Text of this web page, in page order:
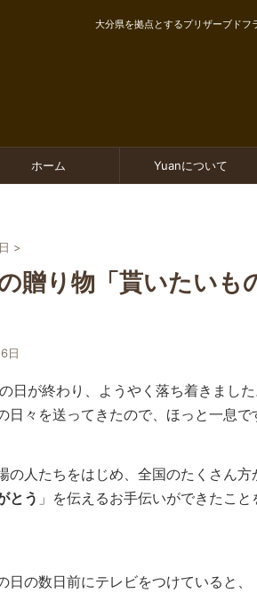
大分県を拠点とするプリザーブドフ
ホーム Yuanについて
>
贈り物「貰いたいも
日
日が終わり、ようやく落ち着きまし
日々を送ってきたので、ほっと一息で
の人たちをはじめ、全国のたくさん
とう 」を伝えるお手伝いができたこ
日の数日前にテレビをつけていると、